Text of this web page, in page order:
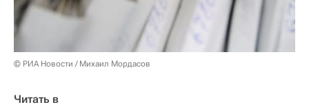
© РИА Новости / Михаил Мордасов
Читать в